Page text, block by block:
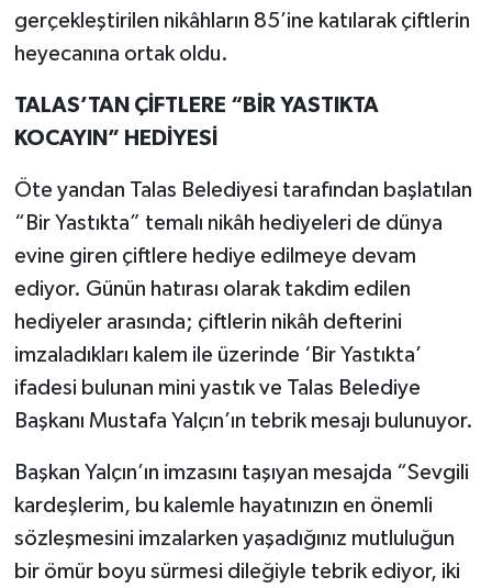
gerçekleştirilen nikâhların 85’ine katılarak çiftlerin
heyecanına ortak oldu.
TALAS’TAN ÇİFTLERE “BİR YASTIKTA
KOCAYIN” HEDİYESİ
Öte yandan Talas Belediyesi tarafından başlatılan
“Bir Yastıkta” temalı nikâh hediyeleri de dünya
evine giren çiftlere hediye edilmeye devam
ediyor. Günün hatırası olarak takdim edilen
hediyeler arasında; çiftlerin nikâh defterini
imzaladıkları kalem ile üzerinde ‘Bir Yastıkta’
ifadesi bulunan mini yastık ve Talas Belediye
Başkanı Mustafa Yalçın’ın tebrik mesajı bulunuyor.
Başkan Yalçın’ın imzasını taşıyan mesajda “Sevgili
kardeşlerim, bu kalemle hayatınızın en önemli
sözleşmesini imzalarken yaşadığınız mutluluğun
bir ömür boyu sürmesi dileğiyle tebrik ediyor, iki